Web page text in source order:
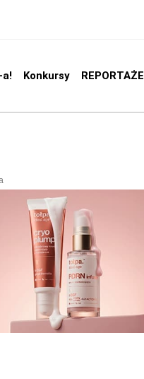
a! Konkursy REPORTAŻE